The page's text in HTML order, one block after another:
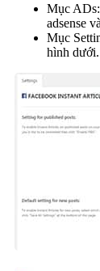
Mục
adsense
Mục
hình dưới.